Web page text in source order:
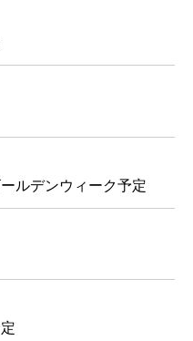
ルデンウィーク予定